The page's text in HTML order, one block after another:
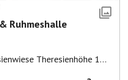
Ruhmeshalle
Theresienhöhe 16,